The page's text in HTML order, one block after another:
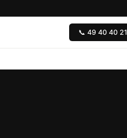
📞 49 40 40 21